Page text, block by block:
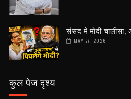
संसद में मोदी
MAY 27, 2026
कुल पेज दृश्य